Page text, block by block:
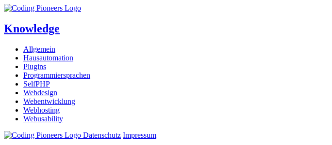
Knowledge
Allgemein
Hausautomation
Plugins
Programmiersprachen
SelfPHP
Webdesign
Webentwicklung
Webhosting
Webusability
Datenschutz Impressum